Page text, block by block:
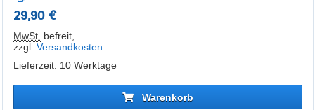
29,90 €
MwSt. befreit,
zzgl. Versandkosten
Lieferzeit: 10 Werktage
Warenkorb